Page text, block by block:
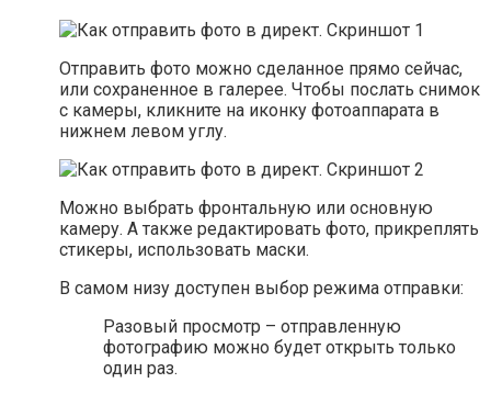
Отправить фото можно сделанное прямо сейчас,
или сохраненное в галерее. Чтобы послать снимок
с камеры, кликните на иконку фотоаппарата в
нижнем левом углу.
Можно выбрать фронтальную или основную
камеру. А также редактировать фото, прикреплять
стикеры, использовать маски.
В самом низу доступен выбор режима отправки:
Разовый просмотр – отправленную
фотографию можно будет открыть только
один раз.